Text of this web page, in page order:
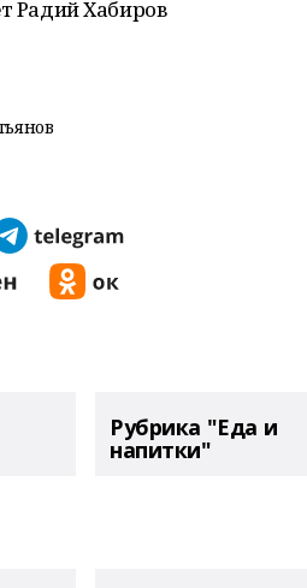
Радий Хабиров
Рубрика "Еда и
напитки"